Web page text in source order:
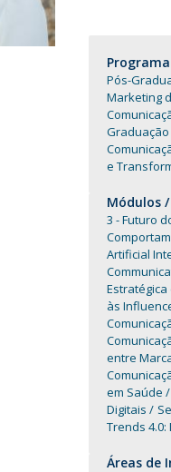
Family and
Pós-
Marketing
e
Módulos
3 - Futuro
Artificial
às
entre
em Saúde
Digitais
Trends 4.0:
Áreas de